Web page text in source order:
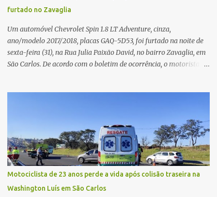
furtado no Zavaglia
Um automóvel Chevrolet Spin 1.8 LT Adventure, cinza,
ano/modelo 2017/2018, placas GAQ-5D53, foi furtado na noite de
sexta-feira (31), na Rua Julia Paixão David, no bairro Zavaglia, em
São Carlos. De acordo com o boletim de ocorrência, o motorista
permaneceu com a chave de ignição e se ausentou do local por
cerca de dez minutos para buscar ajuda. Ao retornar, constatou
que o automóvel havia desaparecido. A vítima realizou buscas
pelas imediações, mas não conseguiu localizar o veículo.
Conforme o boletim, um menino de aproximadamente 10 anos
relatou ter visto a Spin passando pelo local fazendo um forte ruído,
característica compatível com o problema mecânico que o veículo
Motociclista de 23 anos perde a vida após colisão traseira na
Washington Luís em São Carlos